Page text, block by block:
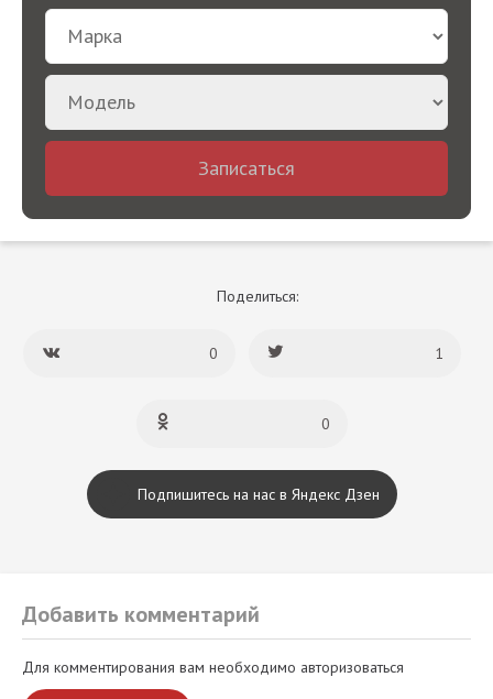
Записаться
Поделиться:
0 1
0
Подпишитесь на нас в Яндекс Дзен
Добавить комментарий
Для комментирования вам необходимо авторизоваться